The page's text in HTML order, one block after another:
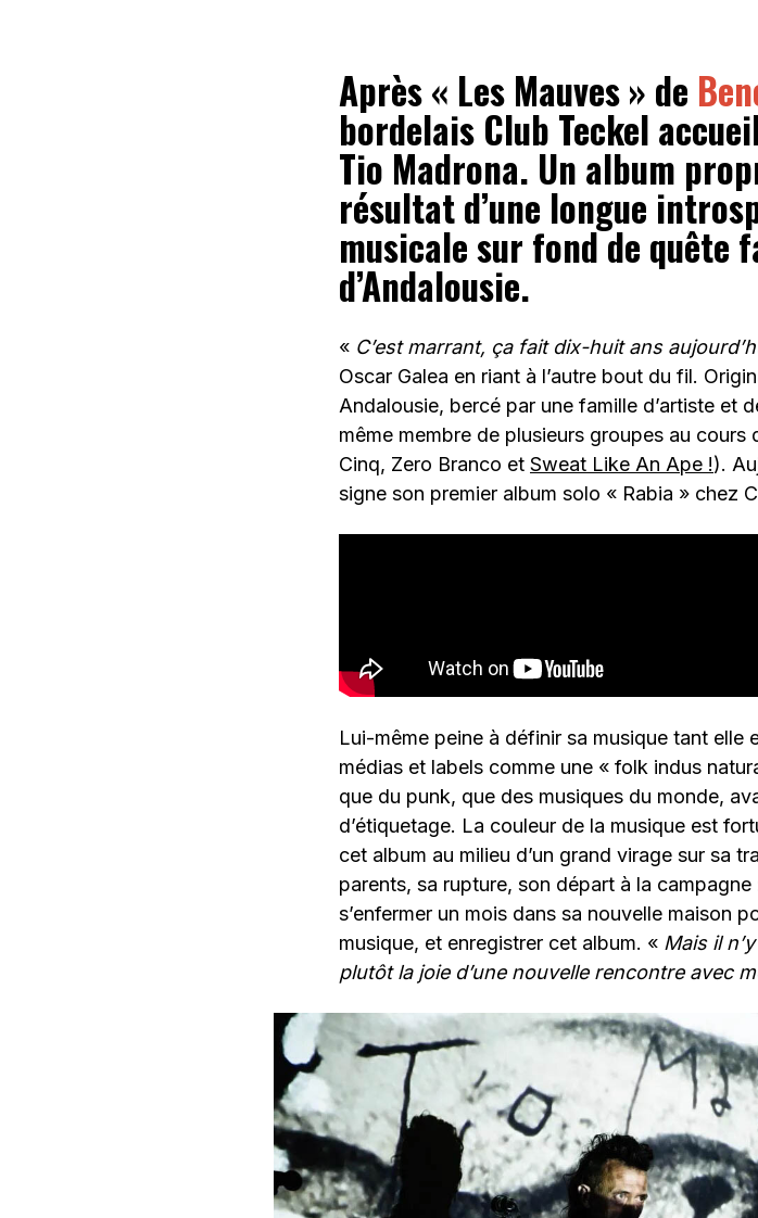
Après « Les Mauves » de
bordelais Club Teckel
Tio Madrona. Un album
résultat d’une longue
musicale sur fond de quête
d’Andalousie.
« C’est marrant, ça fait dix-huit ans
Oscar Galea en riant à l’autre bout du fil.
Andalousie, bercé par une famille d’artiste et
même membre de plusieurs groupes au
Cinq, Zero Branco et Sweat Like An Ape !).
signe son premier album solo « Rabia » chez
Lui-même peine à définir sa musique tant
médias et labels comme une « folk indus
que du punk, que des musiques du monde,
d’étiquetage. La couleur de la musique est
cet album au milieu d’un grand virage sur sa
parents, sa rupture, son départ à la
s’enfermer un mois dans sa nouvelle maison
musique, et enregistrer cet album. « Mais il
plutôt la joie d’une nouvelle rencontre avec